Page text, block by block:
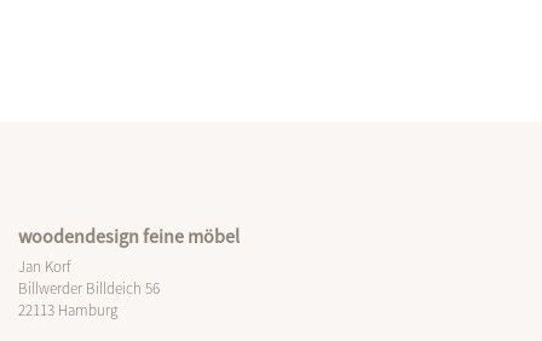
woodendesign feine möbel
Jan Korf
Billwerder Billdeich 56
22113 Hamburg